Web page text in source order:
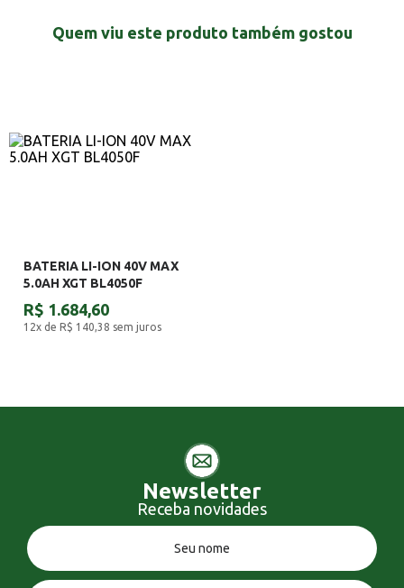
Quem viu este produto também gostou
BATERIA LI-ION 40V MAX
5.0AH XGT BL4050F
R$ 1.684,60
12x de R$ 140,38 sem juros
Newsletter
Receba novidades